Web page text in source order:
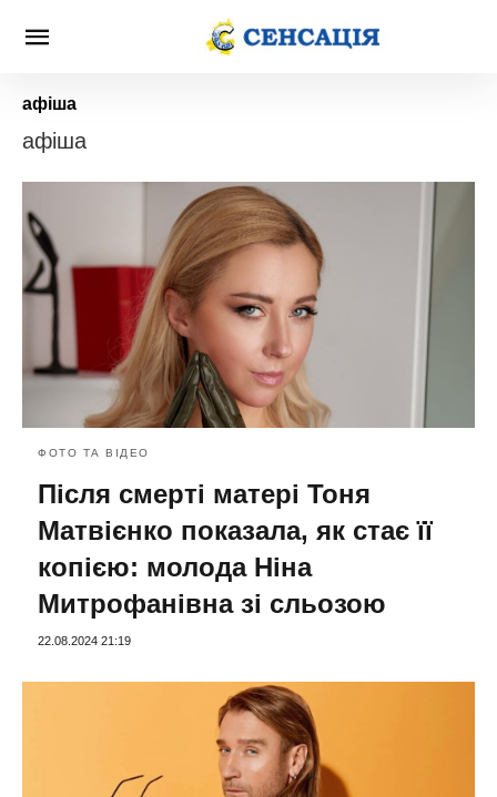
афіша
афіша
ФОТО ТА ВІДЕО
Після смерті матері Тоня
Матвієнко показала, як стає її
копією: молода Ніна
Митрофанівна зі сльозою
22.08.2024 21:19